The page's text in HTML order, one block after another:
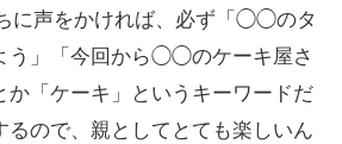
に声をかければ、必ず「◯◯のタ
う」「今回から◯◯のケーキ屋さ
か「ケーキ」というキーワードだ
るので、親としてとても楽しいん